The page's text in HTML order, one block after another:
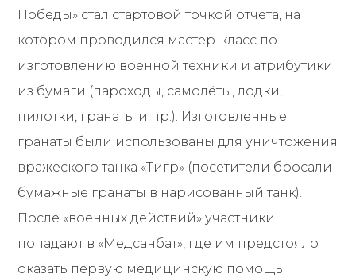
Победы» стал стартовой точкой отчёта, на
котором проводился мастер-класс по
изготовлению военной техники и атрибутики
из бумаги (пароходы, самолёты, лодки,
пилотки, гранаты и пр.). Изготовленные
гранаты были использованы для уничтожения
вражеского танка «Тигр» (посетители бросали
бумажные гранаты в нарисованный танк).
После «военных действий» участники
попадают в «Медсанбат», где им предстояло
оказать первую медицинскую помощь